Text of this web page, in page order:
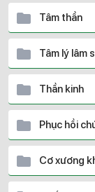
Tâm thần
Tâm lý lâm
Thần kinh
Phục hồi
Cơ xương